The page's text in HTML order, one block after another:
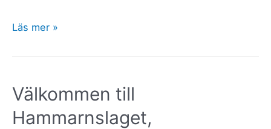
Årsmöte
29
september
Läs mer »
Välkommen till
Hammarnslaget,